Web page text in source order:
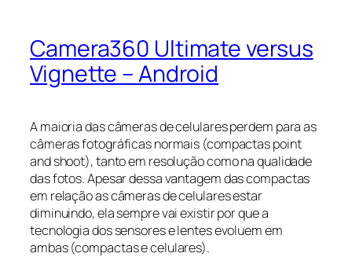
Camera360 Ultimate versus
Vignette – Android
A maioria das câmeras de celulares perdem para as
câmeras fotográficas normais (compactas point
and shoot), tanto em resolução como na qualidade
das fotos. Apesar dessa vantagem das compactas
em relação as câmeras de celulares estar
diminuindo, ela sempre vai existir por que a
tecnologia dos sensores e lentes evoluem em
ambas (compactas e celulares).